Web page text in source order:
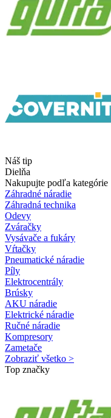
Náš tip
Dielňa
Nakupujte podľa kategórie
Záhradné náradie
Záhradná technika
Odevy
Zváračky
Vysávače a fukáry
Vŕtačky
Pneumatické náradie
Píly
Elektrocentrály
Brúsky
AKU náradie
Elektrické náradie
Ručné náradie
Kompresory
Zametače
Zobraziť všetko >
Top značky